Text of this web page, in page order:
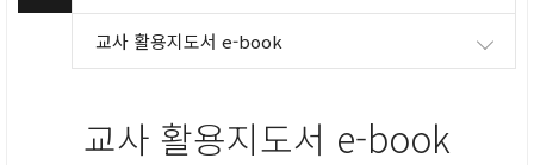
교사 활용지도서 e-book
교사 활용지도서 e-book